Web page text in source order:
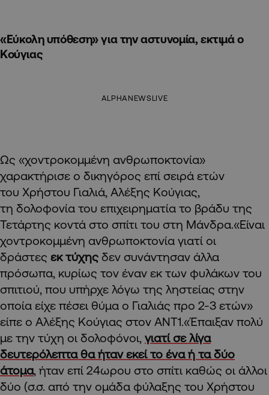
«Εύκολη υπόθεση» για την αστυνομία, εκτιμά ο
Κούγιας
ALPHANEWSLIVE
Ως «χοντροκομμένη ανθρωποκτονία»
χαρακτήρισε ο δικηγόρος επί σειρά ετών
του Χρήστου Γιαλιά, Αλέξης Κούγιας,
τη δολοφονία του επιχειρηματία το βράδυ της
Τετάρτης κοντά στο σπίτι του στη Μάνδρα.«Είναι
χοντροκομμένη ανθρωποκτονία γιατί οι
δράστες εκ τύχης δεν συνάντησαν άλλα
πρόσωπα, κυρίως τον έναν εκ των φυλάκων του
σπιτιού, που υπήρχε λόγω της ληστείας στην
οποία είχε πέσει θύμα ο Γιαλιάς προ 2-3 ετών»
είπε ο Αλέξης Κούγιας στον ΑΝΤ1.«Έπαιξαν πολύ
με την τύχη οι δολοφόνοι, γιατί σε λίγα
δευτερόλεπτα θα ήταν εκεί το ένα ή τα δύο
άτομα, ήταν επί 24ωρου στο σπίτι καθώς οι άλλοι
δύο (σ.σ. από την ομάδα φύλαξης του Χρήστου